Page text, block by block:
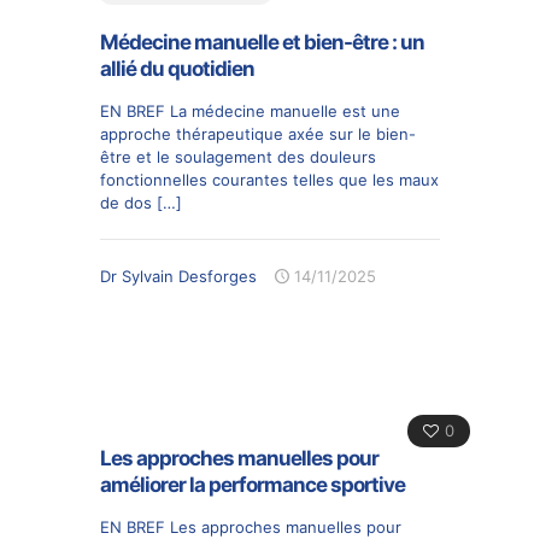
Médecine manuelle et bien-être : un
allié du quotidien
EN BREF La médecine manuelle est une
approche thérapeutique axée sur le bien-
être et le soulagement des douleurs
fonctionnelles courantes telles que les maux
de dos […]
Dr Sylvain Desforges 14/11/2025
0
Les approches manuelles pour
améliorer la performance sportive
EN BREF Les approches manuelles pour